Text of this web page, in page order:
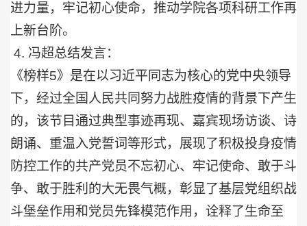
进力量，牢记初心使命，推动学院各项科研工作再
上新台阶。
4. 冯超总结发言：
《榜样5》是在以习近平同志为核心的党中央领导
下，经过全国人民共同努力战胜疫情的背景下产生
的，该节目通过典型事迹再现、嘉宾现场访谈、诗
朗诵、重温入党誓词等形式，展现了积极投身疫情
防控工作的共产党员不忘初心、牢记使命、敢于斗
争、敢于胜利的大无畏气概，彰显了基层党组织战
斗堡垒作用和党员先锋模范作用，诠释了生命至